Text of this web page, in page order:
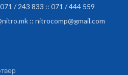
на активниот звучник.
/ 243 833 :: 071 / 444 559
:: nitrocomp@gmail.com